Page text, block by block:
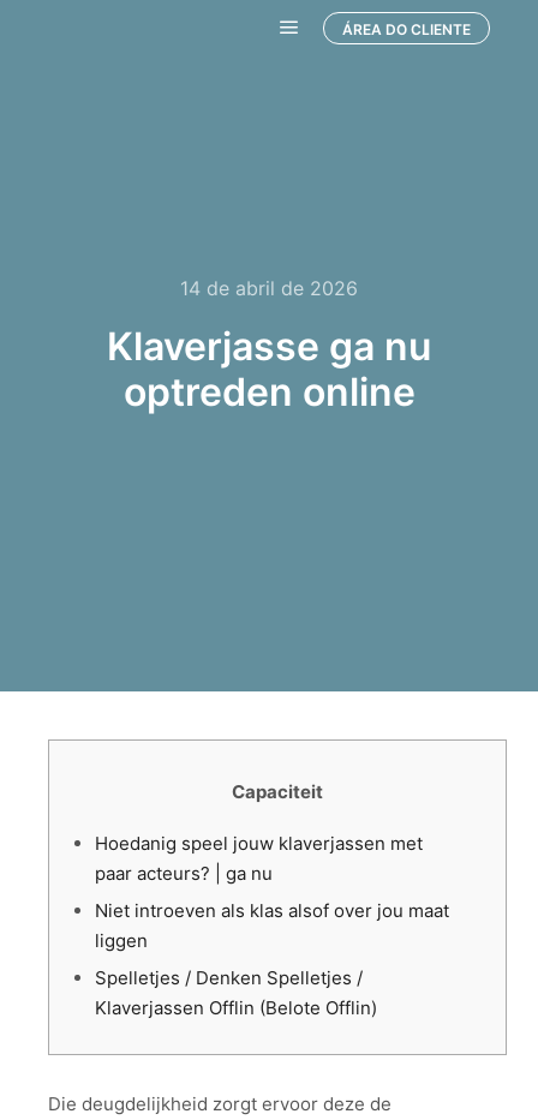
ÁREA DO CLIENTE
14 de abril de 2026
Klaverjasse ga nu
optreden online
Capaciteit
Hoedanig speel jouw klaverjassen met
paar acteurs? | ga nu
Niet introeven als klas alsof over jou maat
liggen
Spelletjes / Denken Spelletjes /
Klaverjassen Offlin (Belote Offlin)
Die deugdelijkheid zorgt ervoor deze de